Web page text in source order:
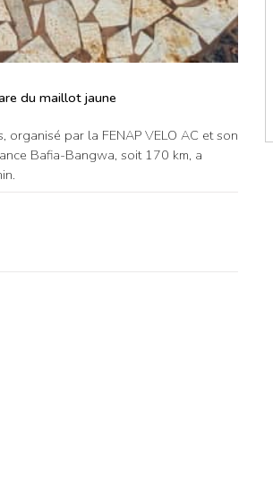
du maillot jaune
par la FENAP VELO AC et son
Bafia-Bangwa, soit 170 km, a